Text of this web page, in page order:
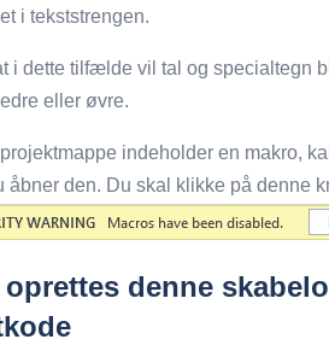
i tekststrengen.
i dette tilfælde vil tal og specialtegn
eller øvre.
indeholder en makro,
åbner den. Du skal klikke på denne
oprettes denne